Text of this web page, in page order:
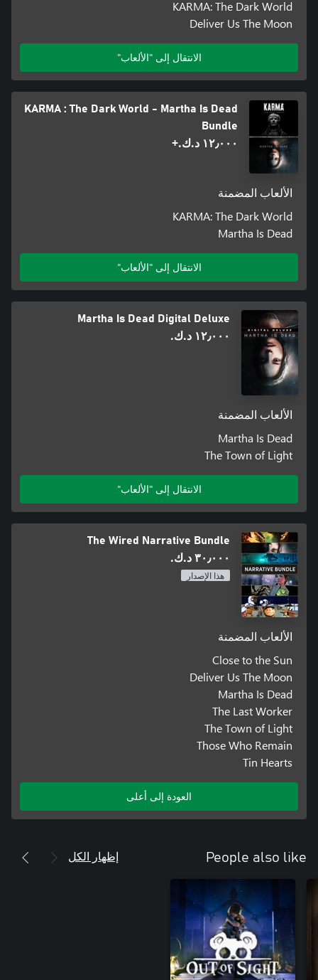
KARMA: The Dark World
Deliver Us The Moon
الانتقال إلى "الألعاب"
KARMA : The Dark World - Martha Is Dead
Bundle
١٢٫٠٠٠ د.ك.‏+
الألعاب المضمنة
KARMA: The Dark World
Martha Is Dead
الانتقال إلى "الألعاب"
Martha Is Dead Digital Deluxe
١٢٫٠٠٠ د.ك.‏
الألعاب المضمنة
Martha Is Dead
The Town of Light
الانتقال إلى "الألعاب"
The Wired Narrative Bundle
٣٠٫٠٠٠ د.ك.‏
هذا الإصدار
الألعاب المضمنة
Close to the Sun
Deliver Us The Moon
Martha Is Dead
The Last Worker
The Town of Light
Those Who Remain
Tin Hearts
العودة إلى أعلى
People also like إظهار الكل